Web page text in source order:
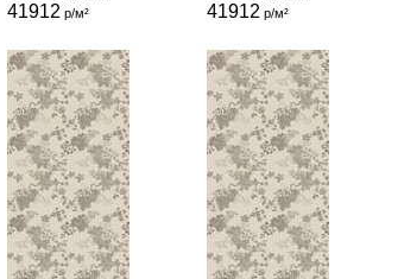
41912 р/м² 41912 р/м²